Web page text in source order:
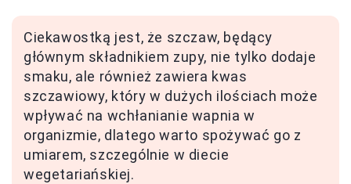
Ciekawostką jest, że szczaw, będący
głównym składnikiem zupy, nie tylko dodaje
smaku, ale również zawiera kwas
szczawiowy, który w dużych ilościach może
wpływać na wchłanianie wapnia w
organizmie, dlatego warto spożywać go z
umiarem, szczególnie w diecie
wegetariańskiej.